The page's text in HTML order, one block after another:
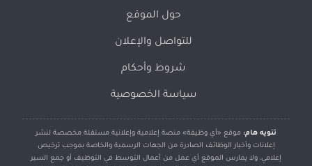
حول الموقع
للتواصل والإعلان
شروط وأحكام
سياسة الخصوصية
تنويه هام: موقع «أي وظيفة» منصة إعلامية وإعلانية مستقلة مخصصة لنشر
إعلانات وأخبار الوظائف الصادرة من الجهات الرسمية والخاصة بموجب ترخيص
إعلامي، ولا يمارس الموقع أي عمل من أعمال التوسط في التوظيف أو جمع السير